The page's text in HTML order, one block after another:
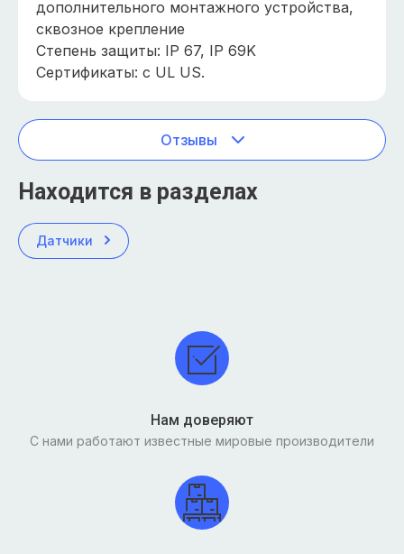
дополнительного монтажного устройства,
сквозное крепление
Степень защиты: IP 67, IP 69K
Сертификаты: c UL US.
Отзывы
Находится в разделах
Датчики
Нам доверяют
С нами работают известные мировые производители